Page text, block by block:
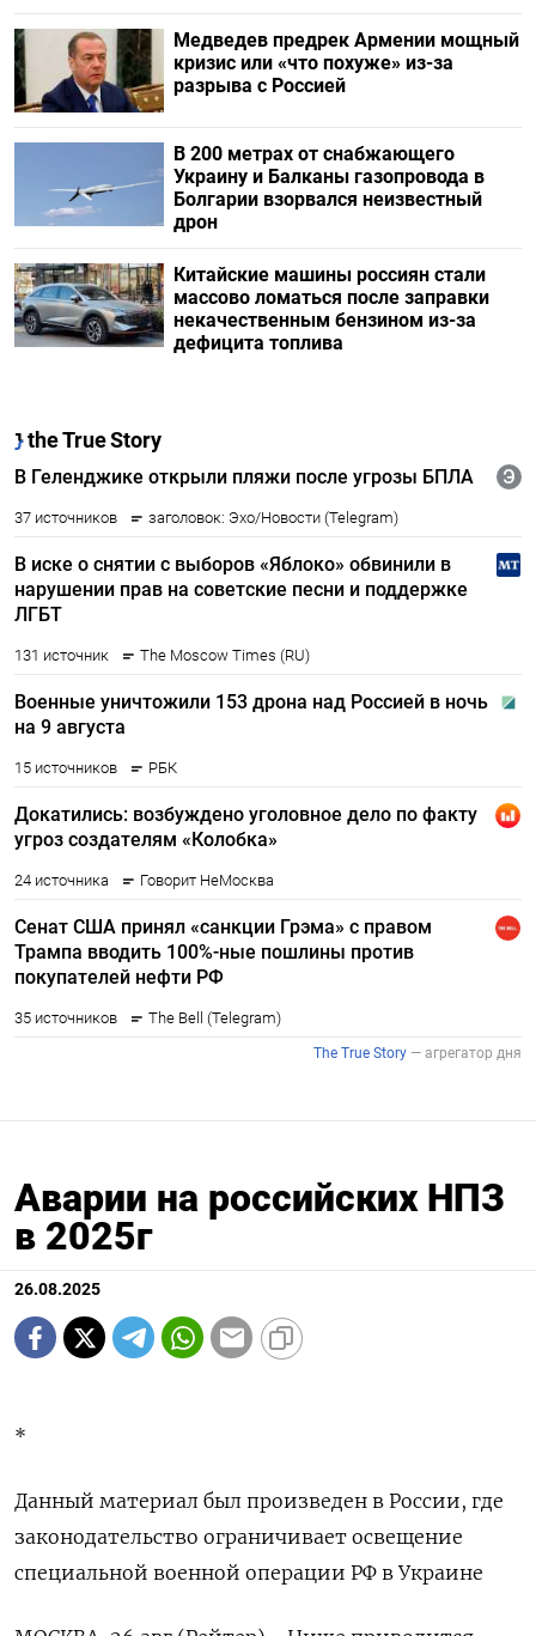
Медведев предрек Армении мощный
кризис или «что похуже» из-за
разрыва с Россией
В 200 метрах от снабжающего
Украину и Балканы газопровода в
Болгарии взорвался неизвестный
дрон
Китайские машины россиян стали
массово ломаться после заправки
некачественным бензином из-за
дефицита топлива
Аварии на российских НПЗ
в 2025г
26.08.2025
*
Данный материал был произведен в России, где
законодательство ограничивает освещение
специальной военной операции РФ в Украине